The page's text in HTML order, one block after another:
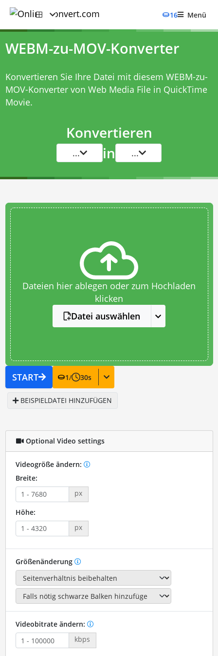
16 Menü
WEBM-zu-MOV-Konverter
Konvertieren Sie Ihre Datei mit diesem WEBM-zu-
MOV-Konvertervon Web Media File in QuickTime
Movie.
Konvertieren
... in ...
Dateien hier ablegen oder zum Hochladen
klicken
Datei auswählen
START 1/ 30s
BEISPIELDATEI HINZUFÜGEN
Optional Video settings
Videogröße ändern:
Breite:
px
Höhe:
px
Größenänderung
Videobitrate ändern:
kbps